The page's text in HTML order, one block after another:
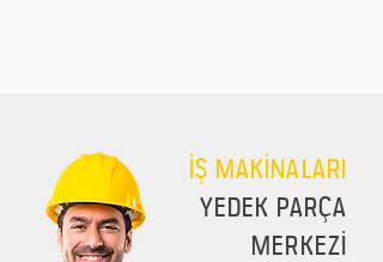
İŞ MAKİNALARI
YEDEK PARÇA
MERKEZİ